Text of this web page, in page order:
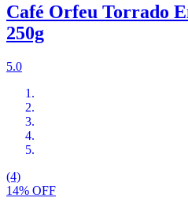
Café Orfeu Torrado
250g
5.0
(4)
14% OFF